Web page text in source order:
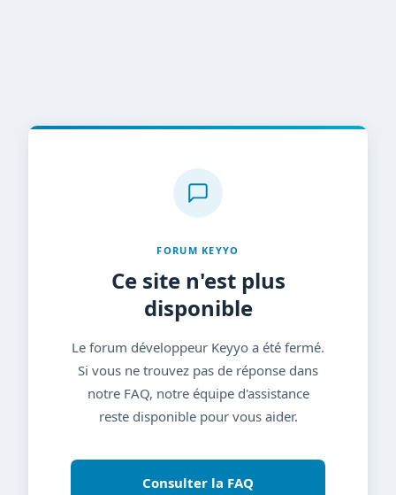
FORUM KEYYO
Ce site n'est plus
disponible
Le forum développeur Keyyo a été fermé.
Si vous ne trouvez pas de réponse dans
notre FAQ, notre équipe d'assistance
reste disponible pour vous aider.
Consulter la FAQ